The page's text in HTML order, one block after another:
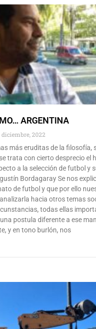
ARGENTINA
diciembre, 2022
más eruditas de la filosofía,
trata con cierto desprecio el
a la selección de futbol y
Bordagaray Se nos
de futbol y que por ello
hacia otros temas
todas ellas
postula diferente a ese
y en tono burlón, nos